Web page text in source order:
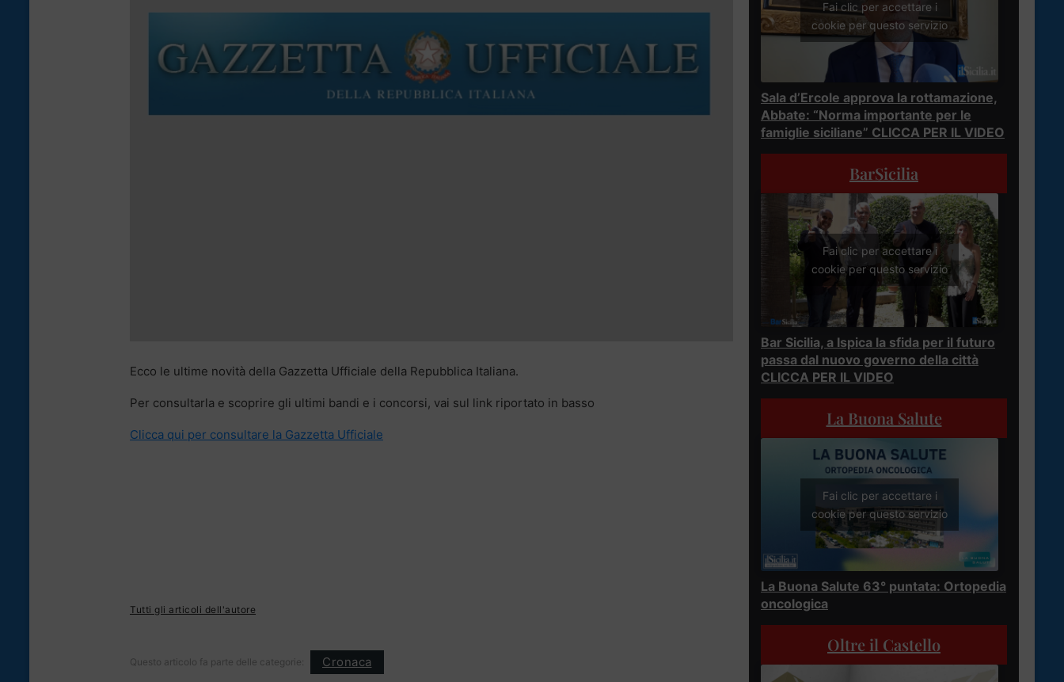
Ecco le ultime novità della Gazzetta Ufficiale della Repubblica Italiana.
Per consultarla e scoprire gli ultimi bandi e i concorsi, vai sul link riportato in basso
Clicca qui per consultare la Gazzetta Ufficiale
Tutti gli articoli dell'autore
Questo articolo fa parte delle categorie: Cronaca
Fai clic per accettare i
cookie per questo servizio
Sala d’Ercole approva la rottamazione,
Abbate: “Norma importante per le
famiglie siciliane” CLICCA PER IL VIDEO
BarSicilia
Fai clic per accettare i
cookie per questo servizio
Bar Sicilia, a Ispica la sfida per il futuro
passa dal nuovo governo della città
CLICCA PER IL VIDEO
La Buona Salute
Fai clic per accettare i
cookie per questo servizio
La Buona Salute 63° puntata: Ortopedia
oncologica
Oltre il Castello